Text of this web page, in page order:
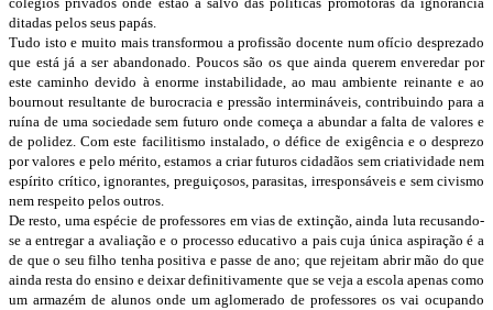
ditadas pelos seus papás.
Tudo isto e muito mais transformou a profissão docente num ofício desprezado
que está já a ser abandonado. Poucos são os que ainda querem enveredar por
este caminho devido à enorme instabilidade, ao mau ambiente reinante e ao
bournout resultante de burocracia e pressão intermináveis, contribuindo para a
ruína de uma sociedade sem futuro onde começa a abundar a falta de valores e
de polidez. Com este facilitismo instalado, o défice de exigência e o desprezo
por valores e pelo mérito, estamos a criar futuros cidadãos sem criatividade nem
espírito crítico, ignorantes, preguiçosos, parasitas, irresponsáveis e sem civismo
nem respeito pelos outros.
De resto, uma espécie de professores em vias de extinção, ainda luta recusando-
se a entregar a avaliação e o processo educativo a pais cuja única aspiração é a
de que o seu filho tenha positiva e passe de ano; que rejeitam abrir mão do que
ainda resta do ensino e deixar definitivamente que se veja a escola apenas como
um armazém de alunos onde um aglomerado de professores os vai ocupando